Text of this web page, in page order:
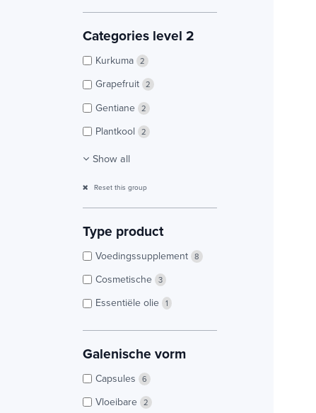
Categories level 2
Kurkuma 2
Grapefruit 2
Gentiane 2
Plantkool 2
Show all
Reset this group
Type product
Voedingssupplement 8
Cosmetische 3
Essentiële olie 1
Galenische vorm
Capsules 6
Vloeibare 2